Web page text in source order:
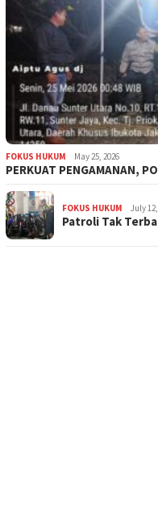
FOKUS HUKUM May 25, 2026
PERKUAT PENGAMANAN,
FOKUS HUKUM July
Patroli Tak